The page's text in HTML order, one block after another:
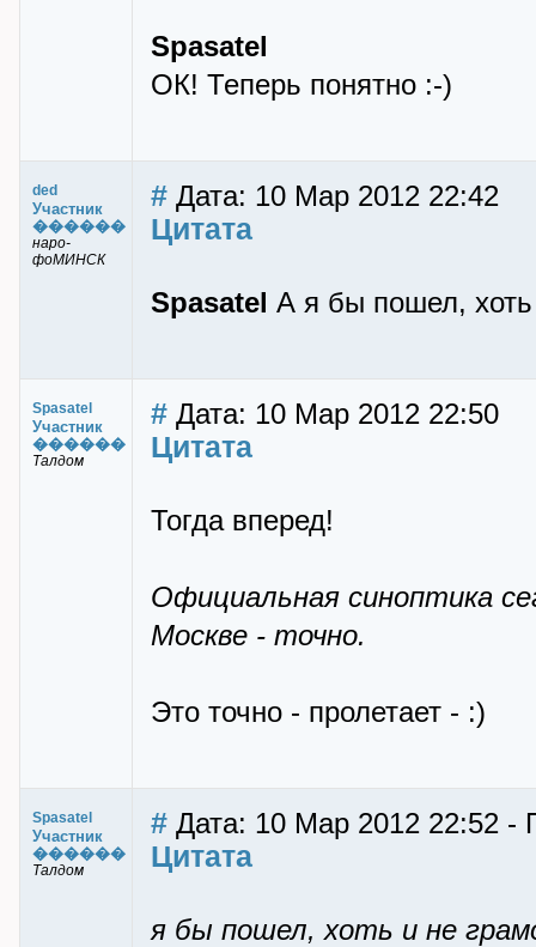
Spasatel
ОК! Теперь понятно :-)
ded
Участник
������
наро-
фоМИНСК
# Дата: 10 Мар 2012 22:42
Цитата
Spasatel А я бы пошел, хоть
Spasatel
Участник
������
Талдом
# Дата: 10 Мар 2012 22:50
Цитата
Тогда вперед!
Официальная синоптика
Москве - точно.
Это точно - пролетает - :)
Spasatel
Участник
������
Талдом
# Дата: 10 Мар 2012 22:52 -
Цитата
я бы пошел, хоть и не